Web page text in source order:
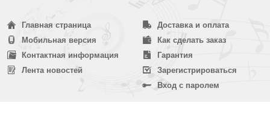
Главная страница
Мобильная версия
Контактная информация
Лента новостей
Доставка и оплата
Как сделать заказ
Гарантия
Зарегистрироваться
Вход с паролем